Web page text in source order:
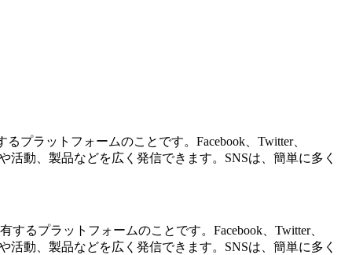
プラットフォームのことです。Facebook、Twitter、
動、製品などを広く発信できます。SNSは、簡単に多く
るプラットフォームのことです。Facebook、Twitter、
動、製品などを広く発信できます。SNSは、簡単に多く